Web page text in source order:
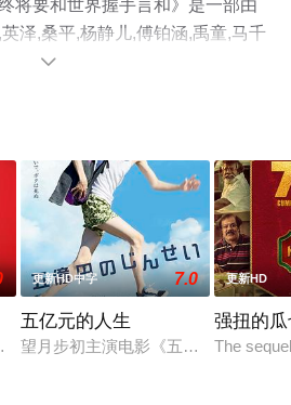
将要和世界握手言和》是一部由
泽,桑平,杨静儿,傅铂涵,禹童,马千
的中国大陆电影，手机免费观看
猫或剧情网等平台了解。

不可能的任務！即將開始~~故事講
更新HD中字 7.0
五亿元的人生
望月步初主演电影《五亿元的人生》
更新HD
强扭的
The